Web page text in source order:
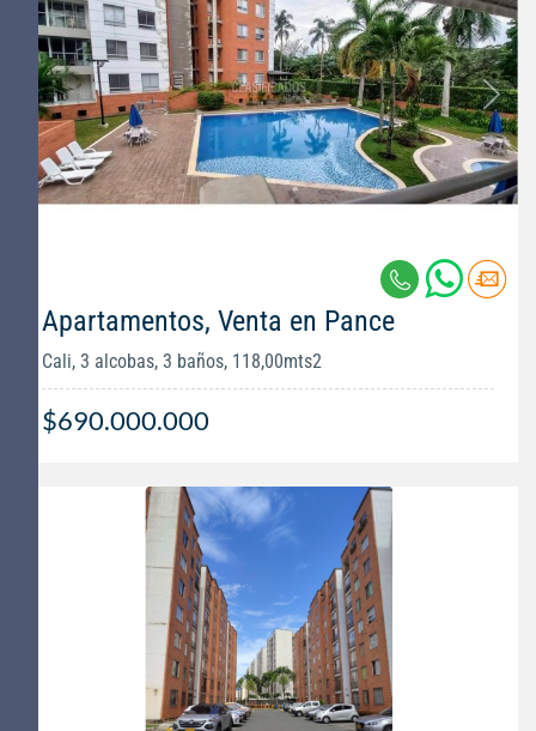
Apartamentos, Venta en Pance
Cali, 3 alcobas, 3 baños, 118,00mts2
$690.000.000